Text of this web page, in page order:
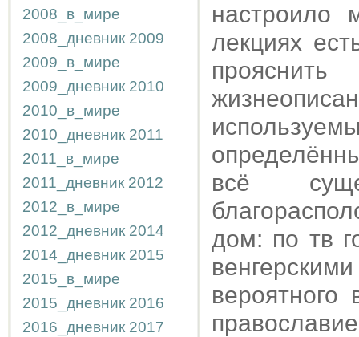
2008_в_мире
2008_дневник 2009
2009_в_мире
2009_дневник 2010
2010_в_мире
2010_дневник 2011
2011_в_мире
2011_дневник 2012
2012_в_мире
2012_дневник 2014
2014_дневник 2015
2015_в_мире
2015_дневник 2016
2016_дневник 2017
настроило
лекциях
всё
дом: по тв
вероятного